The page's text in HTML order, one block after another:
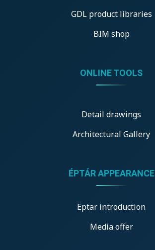
GDL product libraries
BIM shop
ONLINE TOOLS
Detail drawings
Architectural Gallery
ÉPTÁR APPEARANCE
Eptar introduction
Media offer